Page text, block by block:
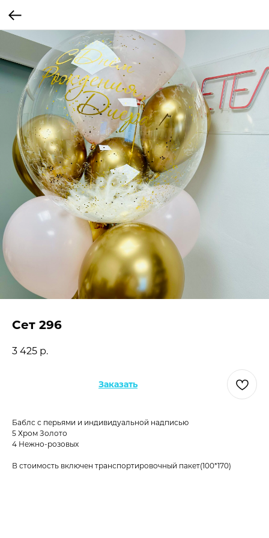
Сет 296
3 425 р.
Заказать
Баблс с перьями и индивидуальной надписью
5 Хром Золото
4 Нежно-розовых
В стоимость включен транспортировочный пакет(100*170)